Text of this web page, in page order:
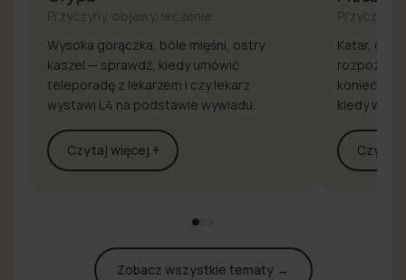
Przyczyny, objawy, leczenie
Wysoka gorączka, bóle mięśni, ostry
kaszel — sprawdź, kiedy umówić
teleporadę z lekarzem i czy lekarz
wystawi L4 na podstawie wywiadu.
Czytaj więcej +
Przyczyny,
Katar,
rozpoznaj
konieczna
kiedy
Czytaj
Zobacz wszystkie tematy →